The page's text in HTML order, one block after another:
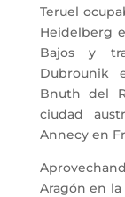
Teruel
Heidelberg
Bajos y
Dubrounik
Bnuth del
ciudad
Annecy en
Aragón en la